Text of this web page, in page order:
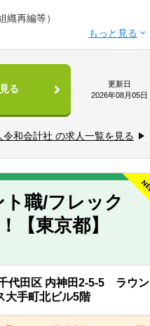
織再編等）
ることができます。
る
更新日
2026年08月05日
令和会計社 の求人一覧を見る
ト職/フレック
【東京都】
代田区 内神田2-5-5 ラウン
大手町北ビル5階